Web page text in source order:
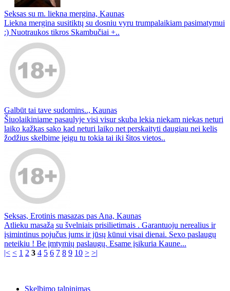
Seksas su m. liekna mergina, Kaunas
Liekna mergina susitiktų su dosniu vyru trumpalaikiam pasimatymui
:) Nuotraukos tikros Skambučiai +..
Galbūt tai tave sudomins.., Kaunas
Šiuolaikiniame pasaulyje visi visur skuba lekia niekam niekas neturi
laiko kažkas sako kad neturi laiko net perskaityti daugiau nei kelis
žodžius skelbime jeigu tu tokia tai iki šitos vietos..
Seksas, Erotinis masazas pas Ana, Kaunas
Atlieku masažą su švelniais prisilietimais . Garantuoju nerealius ir
įsimintinus pojučus jums ir jūsų kūnui visai dienai. Sexo paslaugų
neteikiu ! Be įmtymių paslaugų. Esame įsikuria Kaune...
|< < 1 2 3 4 5 6 7 8 9 10 > >|
Skelbimo talpinimas